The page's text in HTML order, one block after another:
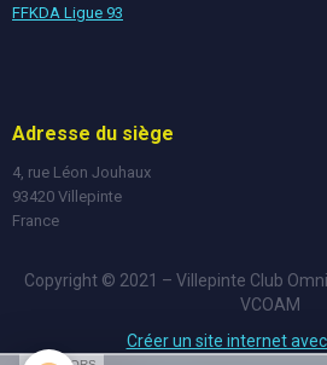
FFKDA Ligue 93
Adresse du siège
4, rue Léon Jouhaux
93420 Villepinte
France
Copyright © 2021 – Villepinte Club
VCOAM
Créer un site internet